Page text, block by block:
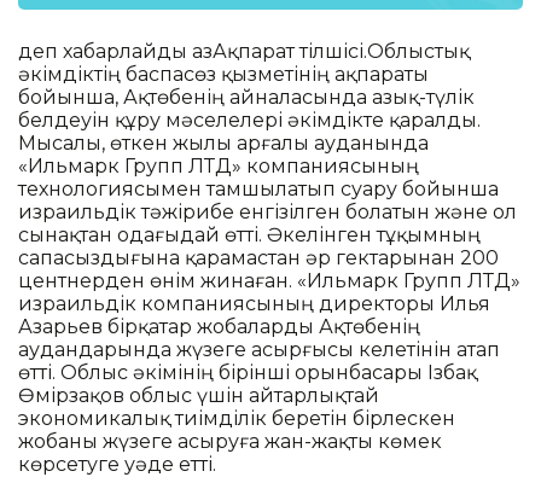
деп хабарлайды ҚазАқпарат тілшісі.Облыстық
әкімдіктің баспасөз қызметінің ақпараты
бойынша, Ақтөбенің айналасында азық-түлік
белдеуін құру мәселелері әкімдікте қаралды.
Мысалы, өткен жылы Қарғалы ауданында
«Ильмарк Групп ЛТД» компаниясының
технологиясымен тамшылатып суару бойынша
израильдік тәжірибе енгізілген болатын және ол
сынақтан одағыдай өтті. Әкелінген тұқымның
сапасыздығына қарамастан әр гектарынан 200
центнерден өнім жинаған. «Ильмарк Групп ЛТД»
израильдік компаниясының директоры Илья
Азарьев бірқатар жобаларды Ақтөбенің
аудандарында жүзеге асырғысы келетінін атап
өтті. Облыс әкімінің бірінші орынбасары Ізбақ
Өмірзақов облыс үшін айтарлықтай
экономикалық тиімділік беретін бірлескен
жобаны жүзеге асыруға жан-жақты көмек
көрсетуге уәде етті.